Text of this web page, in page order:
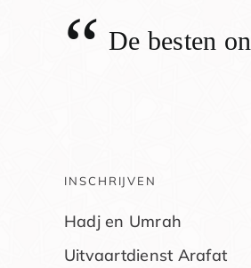
“ De besten
INSCHRIJVEN
Hadj en Umrah
Uitvaartdienst Arafat